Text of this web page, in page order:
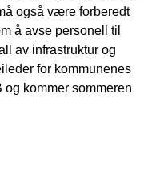
også være forberedt
å avse personell til
av infrastruktur og
for kommunenes
kommer sommeren